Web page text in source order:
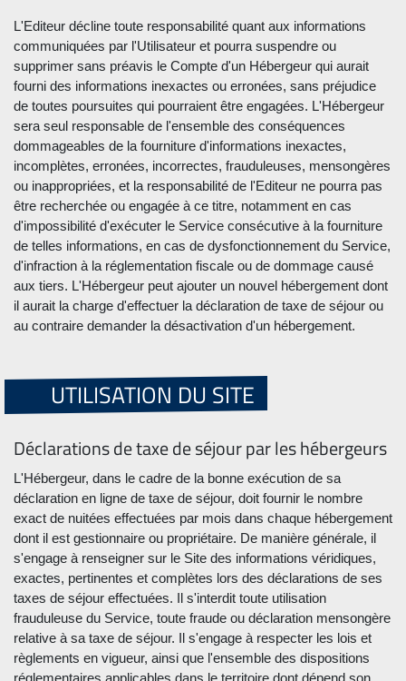
L'Editeur décline toute responsabilité quant aux informations
communiquées par l'Utilisateur et pourra suspendre ou
supprimer sans préavis le Compte d'un Hébergeur qui aurait
fourni des informations inexactes ou erronées, sans préjudice
de toutes poursuites qui pourraient être engagées. L'Hébergeur
sera seul responsable de l'ensemble des conséquences
dommageables de la fourniture d'informations inexactes,
incomplètes, erronées, incorrectes, frauduleuses, mensongères
ou inappropriées, et la responsabilité de l'Editeur ne pourra pas
être recherchée ou engagée à ce titre, notamment en cas
d'impossibilité d'exécuter le Service consécutive à la fourniture
de telles informations, en cas de dysfonctionnement du Service,
d'infraction à la réglementation fiscale ou de dommage causé
aux tiers. L'Hébergeur peut ajouter un nouvel hébergement dont
il aurait la charge d'effectuer la déclaration de taxe de séjour ou
au contraire demander la désactivation d'un hébergement.
UTILISATION DU SITE
Déclarations de taxe de séjour par les hébergeurs
L'Hébergeur, dans le cadre de la bonne exécution de sa
déclaration en ligne de taxe de séjour, doit fournir le nombre
exact de nuitées effectuées par mois dans chaque hébergement
dont il est gestionnaire ou propriétaire. De manière générale, il
s'engage à renseigner sur le Site des informations véridiques,
exactes, pertinentes et complètes lors des déclarations de ses
taxes de séjour effectuées. Il s'interdit toute utilisation
frauduleuse du Service, toute fraude ou déclaration mensongère
relative à sa taxe de séjour. Il s'engage à respecter les lois et
règlements en vigueur, ainsi que l'ensemble des dispositions
réglementaires applicables dans le territoire dont dépend son